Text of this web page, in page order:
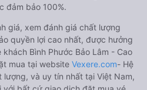
đảm bảo 100%.
giá, xem đánh giá chất lượng
quyền lợi cao nhất, được hưởng
Bình Phước Bảo Lâm - Cao
mua tại website Vexere.com- Hệ
và uy tín nhất tại Việt Nam,